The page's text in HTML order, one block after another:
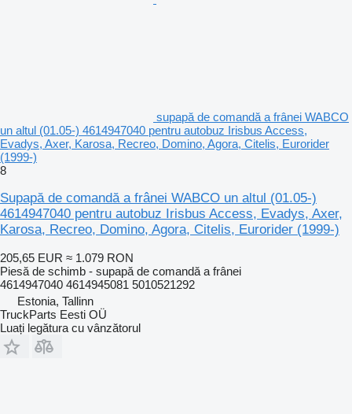
supapă de comandă a frânei WABCO
un altul (01.05-) 4614947040 pentru autobuz Irisbus Access,
Evadys, Axer, Karosa, Recreo, Domino, Agora, Citelis, Eurorider
(1999-)
8
Supapă de comandă a frânei WABCO un altul (01.05-)
4614947040 pentru autobuz Irisbus Access, Evadys, Axer,
Karosa, Recreo, Domino, Agora, Citelis, Eurorider (1999-)
205,65 EUR ≈ 1.079 RON
Piesă de schimb - supapă de comandă a frânei
4614947040 4614945081 5010521292
Estonia, Tallinn
TruckParts Eesti OÜ
Luați legătura cu vânzătorul